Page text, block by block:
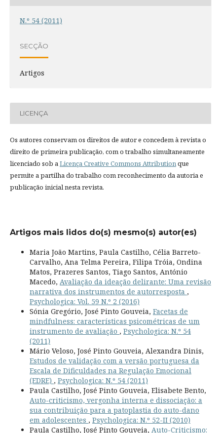
N.º 54 (2011)
SECÇÃO
Artigos
LICENÇA
Os autores conservam os direitos de autor e concedem à revista o
direito de primeira publicação, com o trabalho simultaneamente
licenciado sob aLicença Creative Commons Attributionque
permite a partilha do trabalho com reconhecimento da autoria e
publicação inicial nesta revista.
Artigos mais lidos do(s) mesmo(s) autor(es)
Maria João Martins, Paula Castilho, Célia Barreto-
Carvalho, Ana Telma Pereira, Filipa Tróia, Ondina
Matos, Prazeres Santos, Tiago Santos, António
Macedo, Avaliação da ideação delirante: Uma revisão
narrativa dos instrumentos de autorresposta ,
Psychologica: Vol. 59 N.º 2 (2016)
Sónia Gregório, José Pinto Gouveia, Facetas de
mindfulness: características psicométricas de um
instrumento de avaliação , Psychologica: N.º 54
(2011)
Mário Veloso, José Pinto Gouveia, Alexandra Dinis,
Estudos de validação com a versão portuguesa da
Escala de Dificuldades na Regulação Emocional
(EDRE) , Psychologica: N.º 54 (2011)
Paula Castilho, José Pinto Gouveia, Elisabete Bento,
Auto-criticismo, vergonha interna e dissociação: a
sua contribuição para a patoplastia do auto-dano
em adolescentes , Psychologica: N.º 52-II (2010)
Paula Castilho, José Pinto Gouveia, Auto-Criticismo: